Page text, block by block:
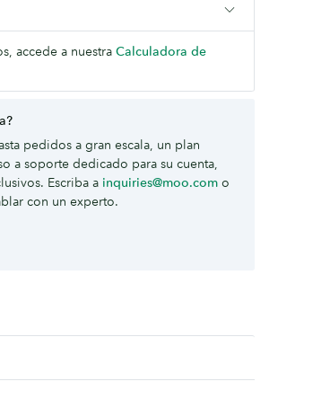
accede a nuestra Calculadora de
pedidos a gran escala, un plan
a soporte dedicado para su cuenta,
Escriba a inquiries@moo.com o
con un experto.